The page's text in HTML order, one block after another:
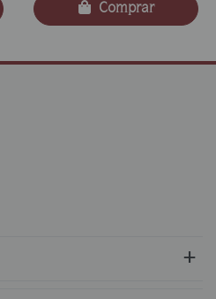
Comprar